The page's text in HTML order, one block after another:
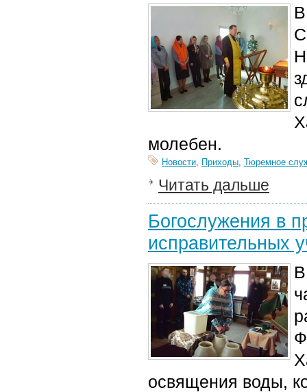
молебен.
Новости, Приходы, Тюремное
Читать дальше
Богослужения в
исправительных
освящения воды,